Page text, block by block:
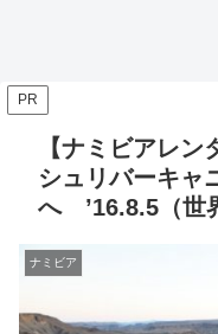
PR
【ナミビアレ
シュリバーキャ
へ ’16.8.5（世
ナミビア